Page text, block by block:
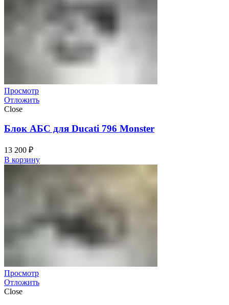
Просмотр
Отложить
Close
Блок АБС для Ducati 796 Monster
13 200 ₽
В корзину
Просмотр
Отложить
Close